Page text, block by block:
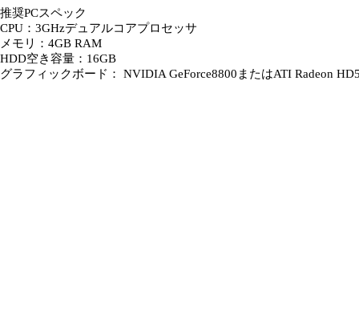
推奨PCスペック
CPU：3GHzデュアルコアプロセッサ
メモリ：4GB RAM
HDD空き容量：16GB
グラフィックボード： NVIDIA GeForce8800またはATI Radeon